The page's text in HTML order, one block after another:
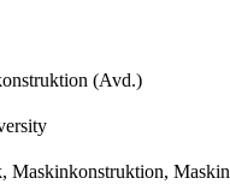
(Avd.)
Maskinkonstruktion,